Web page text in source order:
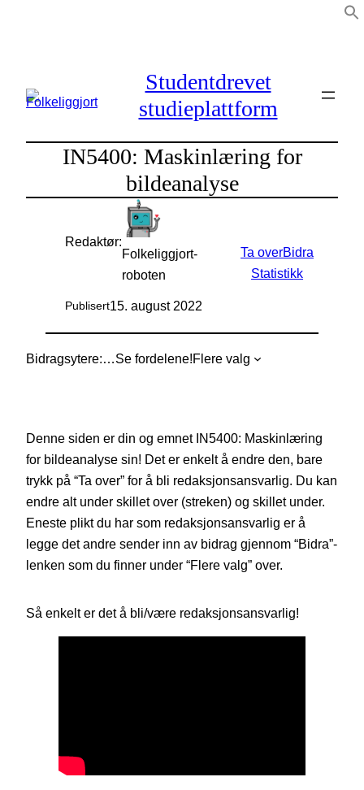
Studentdrevet
studieplattform
IN5400: Maskinlæring for
bildeanalyse
Redaktør:
Folkeliggjort-
roboten
Publisert15. august 2022
Ta overBidra
Statistikk
Bidragsytere: Se fordelene!Flere valg
Denne siden er din og emnet IN5400: Maskinlæring
for bildeanalyse sin! Det er enkelt å endre den, bare
trykk på “Ta over” for å bli redaksjonsansvarlig. Du kan
endre alt under skillet over (streken) og skillet under.
Eneste plikt du har som redaksjonsansvarlig er å
legge det andre sender inn av bidrag gjennom “Bidra”-
lenken som du finner under “Flere valg” over.
Så enkelt er det å bli/være redaksjonsansvarlig!